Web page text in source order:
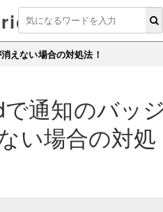
えない場合の対処法！
通知のバッ
い場合の対処